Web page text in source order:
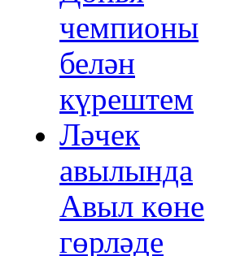
чемпионы
белән
күрештем
Ләчек
авылында
Авыл көне
гөрләде